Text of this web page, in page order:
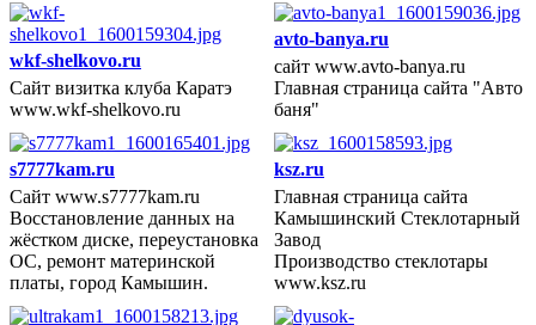
wkf-shelkovo.ru
Сайт визитка клуба Каратэ
www.wkf-shelkovo.ru
2013 год
avto-banya.ru
сайт www.avto-banya.ru
Главная страница сайта "Авто
баня"
s7777kam.ru
Сайт www.s7777kam.ru
Восстановление данных на
жёстком диске, переустановка
ОС, ремонт материнской
платы, город Камышин.
2013 год
ksz.ru
Главная страница сайта
Камышинский Стеклотарный
Завод
Производство стеклотары
www.ksz.ru